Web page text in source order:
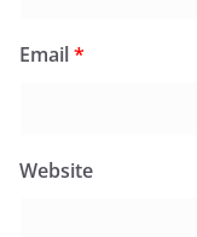
Email*
Website